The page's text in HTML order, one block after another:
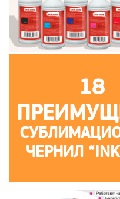
18
ЧЕРНИЛ